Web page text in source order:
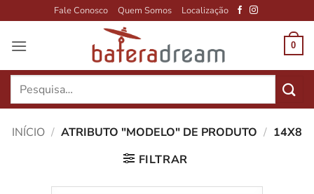
to
content
Fale Conosco Quem Somos Localização
0
Pesquisar
INÍCIO / ATRIBUTO "MODELO" DE PRODUTO / 14X8
FILTRAR